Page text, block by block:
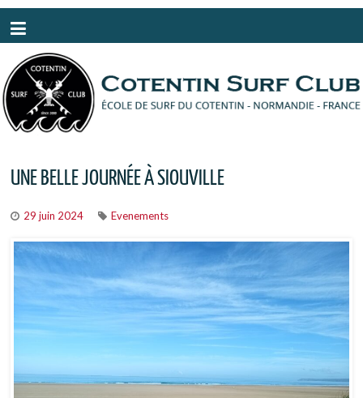
UNE BELLE JOURNÉE À SIOUVILLE
29 juin 2024 Evenements
Panneau de gestion des cookies